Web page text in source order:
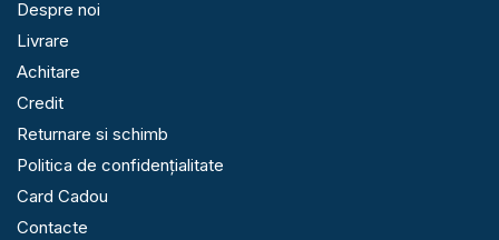
Despre noi
Livrare
Achitare
Credit
Returnare si schimb
Politica de confidențialitate
Card Cadou
Contacte